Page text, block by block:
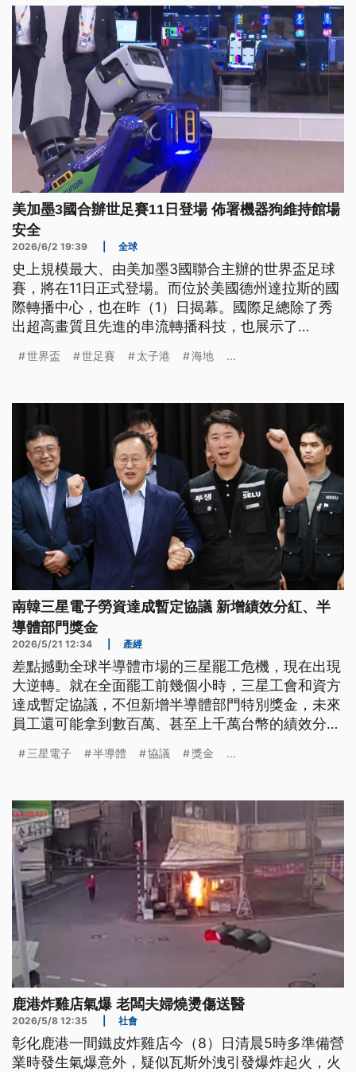
美加墨3國合辦世足賽11日登場 佈署機器狗維持館場
安全
2026/6/2 19:39 全球
史上規模最大、由美加墨3國聯合主辦的世界盃足球
賽，將在11日正式登場。而位於美國德州達拉斯的國
際轉播中心，也在昨（1）日揭幕。國際足總除了秀
出超高畫質且先進的串流轉播科技，也展示了
安全。
世界盃 世足賽 太子港 海地 ...
南韓三星電子勞資達成暫定協議 新增績效分紅、半
導體部門獎金
2026/5/21 12:34 產經
差點撼動全球半導體市場的三星罷工危機，現在出現
大逆轉。就在全面罷工前幾個小時，三星工會和資方
達成暫定協議，不但新增半導體部門特別獎金，未來
員工還可能拿到數百萬、甚至上千萬台幣的績效分
三星電子 半導體 協議 獎金 ...
鹿港炸雞店氣爆 老闆夫婦燒燙傷送醫
2026/5/8 12:35 社會
彰化鹿港一間鐵皮炸雞店今（8）日清晨5時多準備營
業時發生氣爆意外，疑似瓦斯外洩引發爆炸起火，火